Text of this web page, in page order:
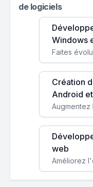
de logiciels
Windows
Création
Android
web